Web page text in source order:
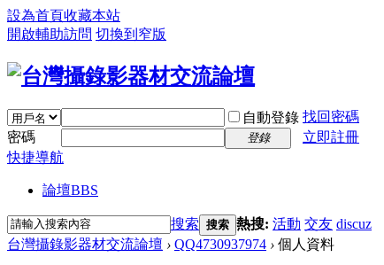
設為首頁收藏本站
開啟輔助訪問 切換到窄版
自動登錄 找回密碼
密碼
登錄
立即註冊
快捷導航
論壇BBS
搜索 搜索 熱搜: 活動 交友 discuz
台灣攝錄影器材交流論壇 › QQ4730937974 › 個人資料